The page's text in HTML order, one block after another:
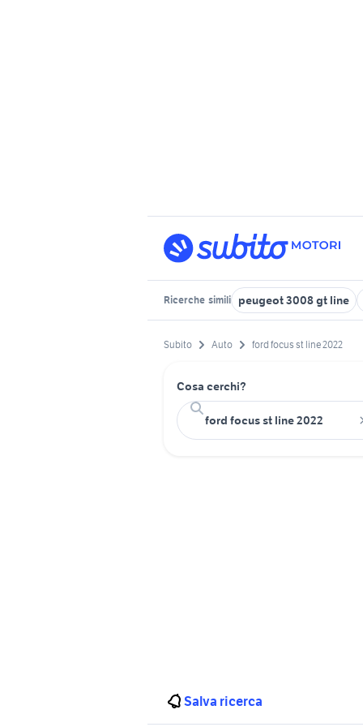
Ricerche simili peugeot 3008 gt line
Subito Auto ford focus st line 2022
Cosa cerchi?
Salva ricerca